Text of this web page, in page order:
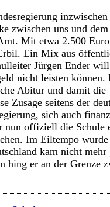
inzwischen
zwischen uns und
Mit etwa 2.500
Ein Mix aus
Jürgen Ender
nicht leisten
Abitur und damit die
Zusage seitens der
sich auch
nun offiziell die Schule
Im Eiltempo wurde
kam nicht mehr
hing er an der Grenze